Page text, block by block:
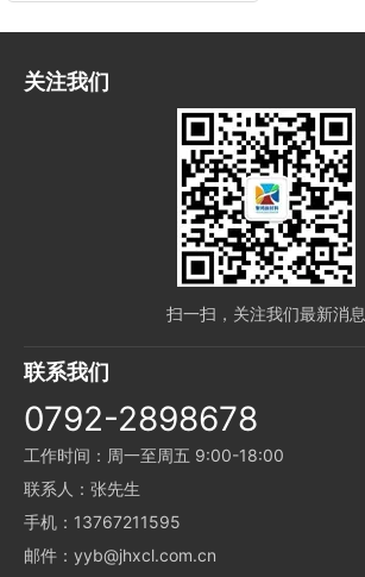
关注我们
扫一扫，关注我们最新消息
联系我们
0792-2898678
工作时间：周一至周五 9:00-18:00
联系人：张先生
手机：13767211595
邮件：yyb@jhxcl.com.cn